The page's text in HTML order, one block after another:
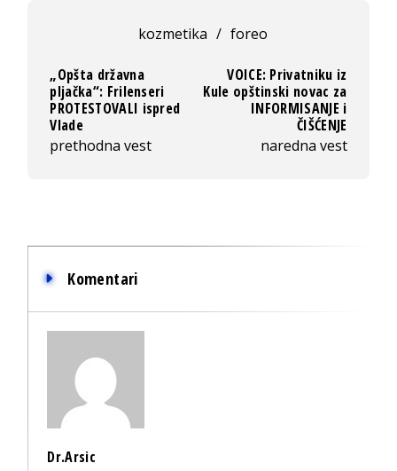
kozmetika / foreo
„Opšta državna
pljačka“: Frilenseri
PROTESTOVALI ispred
Vlade
prethodna vest
VOICE: Privatniku iz
Kule opštinski novac za
INFORMISANJE i
ČIŠĆENJE
naredna vest
Komentari
Dr.Arsic